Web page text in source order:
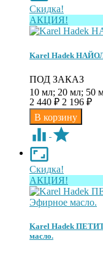
Скидка!
АКЦИЯ!
Karel Hadek
ПОД ЗАКАЗ
10 мл; 20 мл; 50
2 440 ₽ 2 196 ₽
Скидка!
АКЦИЯ!
Karel Hadek
масло.